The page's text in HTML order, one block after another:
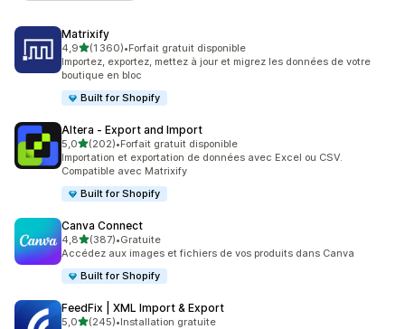
Matrixify
4,9étoile(s) sur 5
(1 360)
1360 avis au total
•Forfait gratuit disponible
Importez, exportez, mettez à jour et migrez les données de votre
boutique en bloc
Built for Shopify
Altera ‑ Export and Import
5,0étoile(s) sur 5
(202)
202 avis au total
•Forfait gratuit disponible
Importation et exportation de données avec Excel ou CSV.
Compatible avec Matrixify
Built for Shopify
Canva Connect
4,8étoile(s) sur 5
(387)
387 avis au total
•Gratuite
Accédez aux images et fichiers de vos produits dans Canva
Built for Shopify
FeedFix | XML Import & Export
5,0étoile(s) sur 5
(245)•Installation gratuite